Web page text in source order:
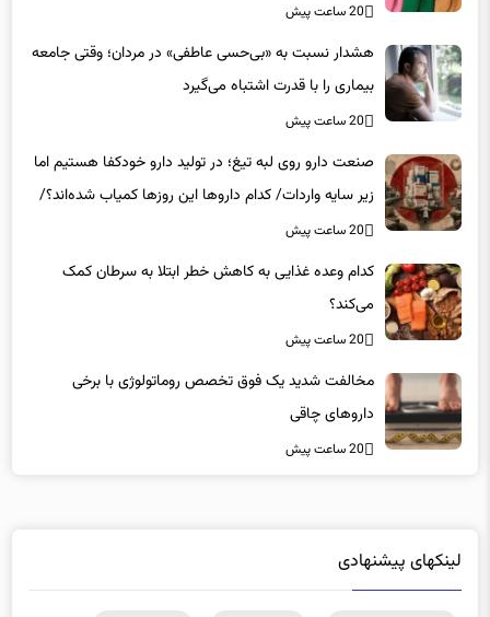
20 ساعت پیش
هشدار نسبت به «بی‌حسی عاطفی» در مردان؛ وقتی جامعه
بیماری را با قدرت اشتباه می‌گیرد
20 ساعت پیش
صنعت دارو روی لبه تیغ؛ در تولید دارو خودکفا هستیم اما
زیر سایه واردات/ کدام داروها این روزها کمیاب شده‌اند؟/
«کشور سه ماه ذخیره دارویی دارد»
20 ساعت پیش
کدام وعده غذایی به کاهش خطر ابتلا به سرطان کمک
می‌کند؟
20 ساعت پیش
مخالفت شدید یک فوق تخصص روماتولوژی با برخی
داروهای چاقی
20 ساعت پیش
لینکهای پیشنهادی